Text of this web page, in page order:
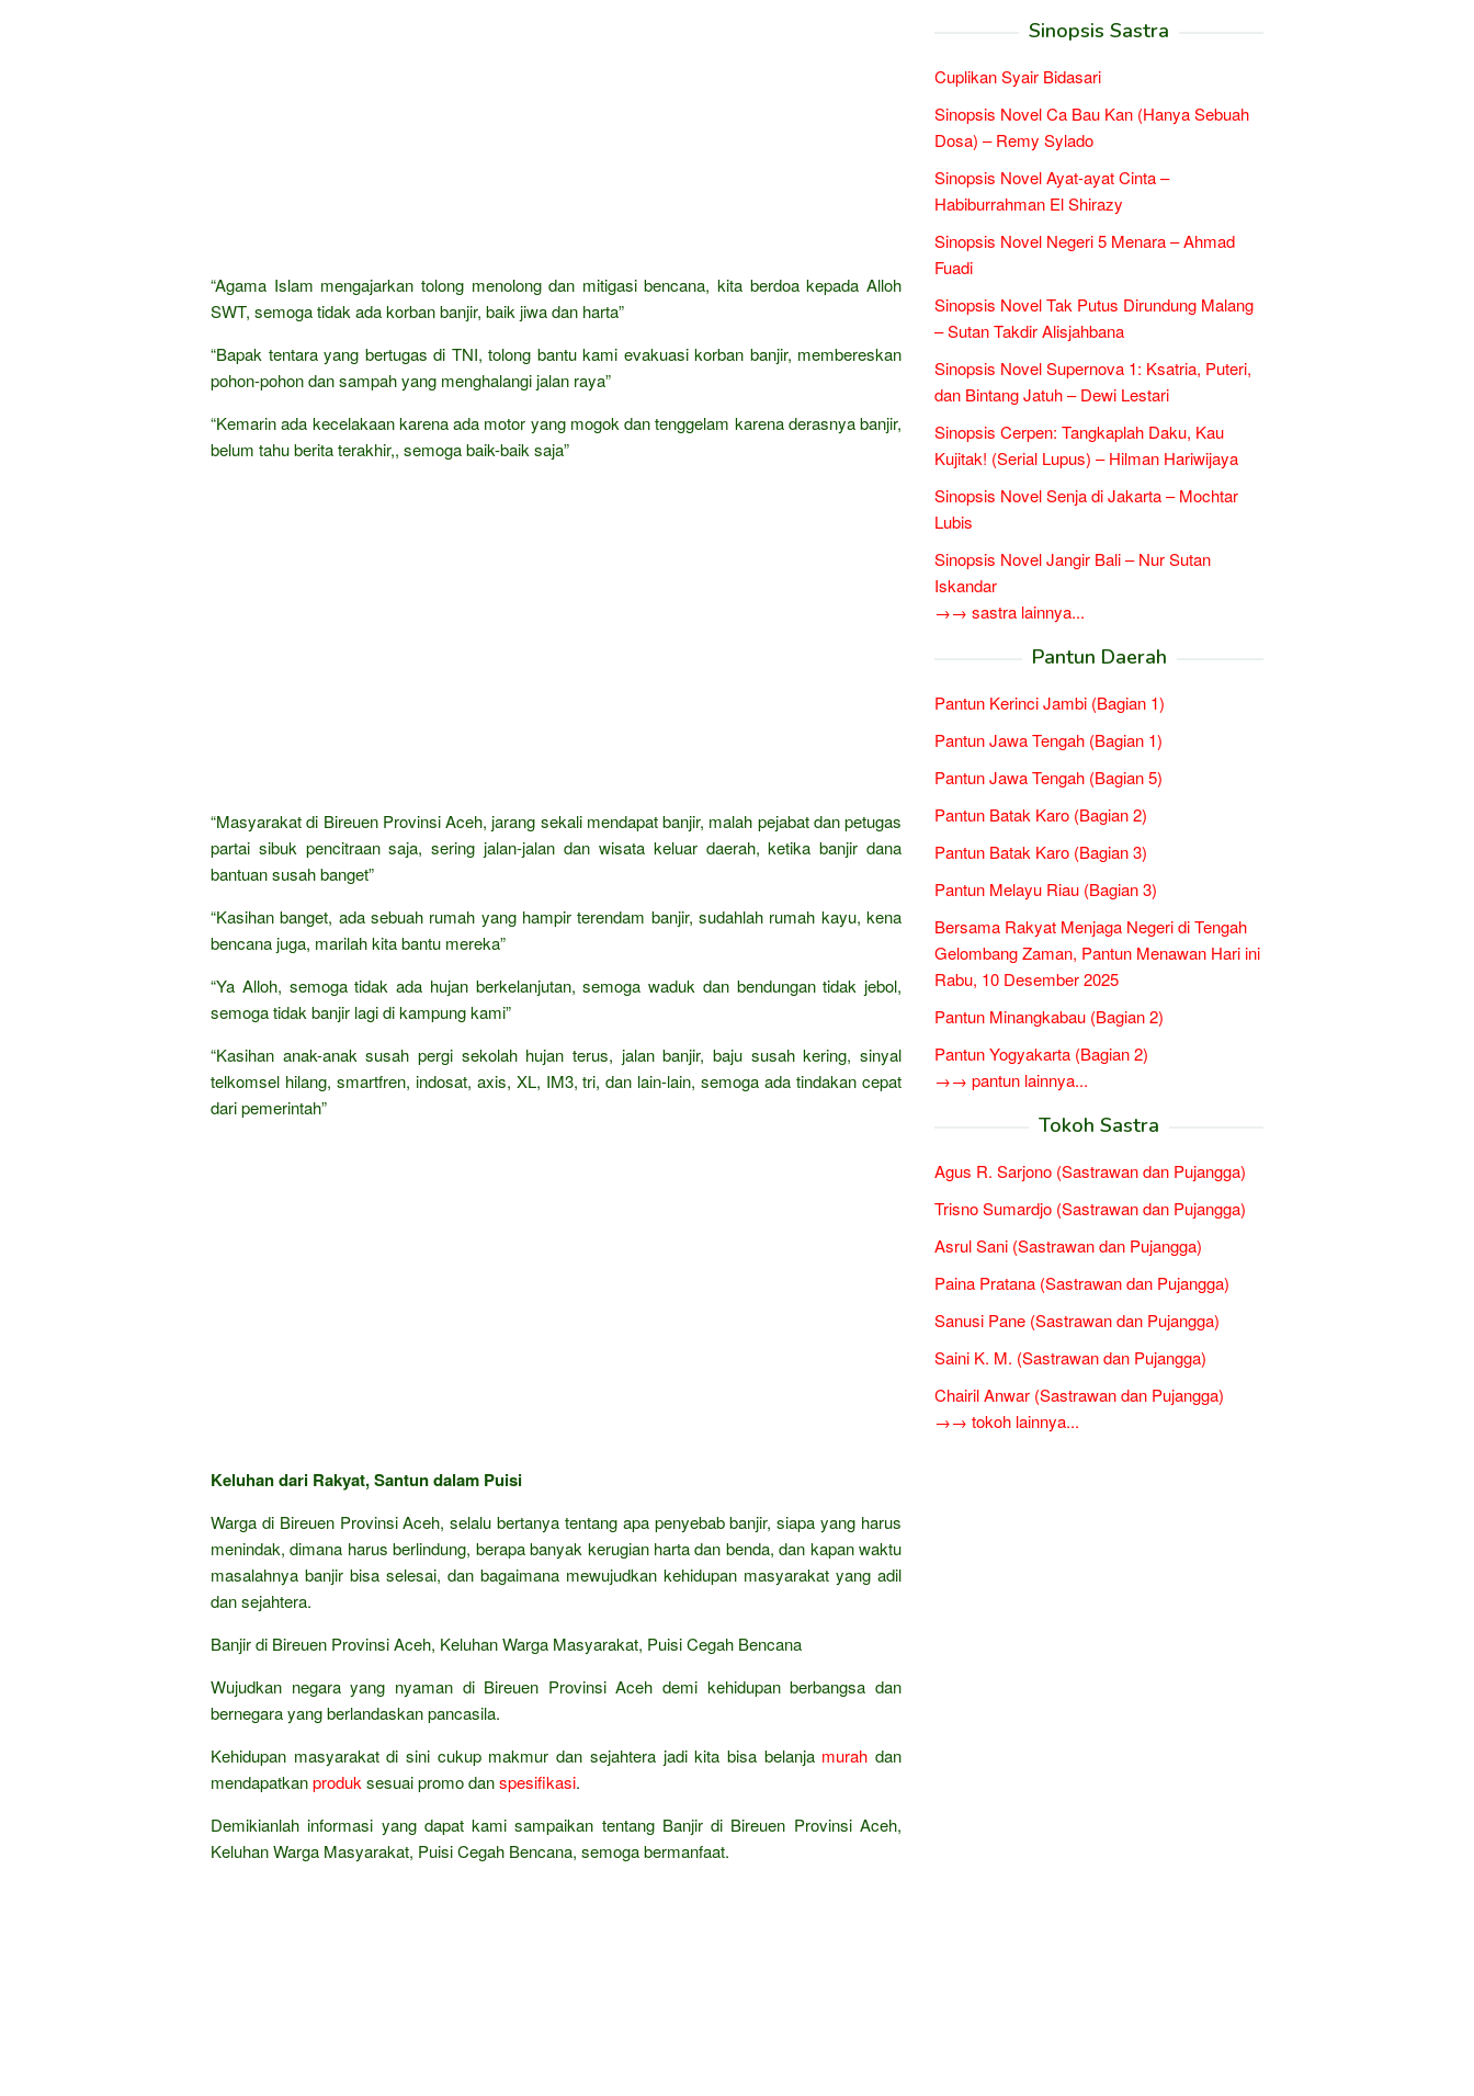
“Agama Islam mengajarkan tolong menolong dan mitigasi bencana, kita berdoa kepada Alloh
SWT, semoga tidak ada korban banjir, baik jiwa dan harta”
“Bapak tentara yang bertugas di TNI, tolong bantu kami evakuasi korban banjir, membereskan
pohon-pohon dan sampah yang menghalangi jalan raya”
“Kemarin ada kecelakaan karena ada motor yang mogok dan tenggelam karena derasnya banjir,
belum tahu berita terakhir,, semoga baik-baik saja”
“Masyarakat di Bireuen Provinsi Aceh, jarang sekali mendapat banjir, malah pejabat dan petugas
partai sibuk pencitraan saja, sering jalan-jalan dan wisata keluar daerah, ketika banjir dana
bantuan susah banget”
“Kasihan banget, ada sebuah rumah yang hampir terendam banjir, sudahlah rumah kayu, kena
bencana juga, marilah kita bantu mereka”
“Ya Alloh, semoga tidak ada hujan berkelanjutan, semoga waduk dan bendungan tidak jebol,
semoga tidak banjir lagi di kampung kami”
“Kasihan anak-anak susah pergi sekolah hujan terus, jalan banjir, baju susah kering, sinyal
telkomsel hilang, smartfren, indosat, axis, XL, IM3, tri, dan lain-lain, semoga ada tindakan cepat
dari pemerintah”
Keluhan dari Rakyat, Santun dalam Puisi
Warga di Bireuen Provinsi Aceh, selalu bertanya tentang apa penyebab banjir, siapa yang harus
menindak, dimana harus berlindung, berapa banyak kerugian harta dan benda, dan kapan waktu
masalahnya banjir bisa selesai, dan bagaimana mewujudkan kehidupan masyarakat yang adil
dan sejahtera.
Banjir di Bireuen Provinsi Aceh, Keluhan Warga Masyarakat, Puisi Cegah Bencana
Wujudkan negara yang nyaman di Bireuen Provinsi Aceh demi kehidupan berbangsa dan
bernegara yang berlandaskan pancasila.
Kehidupan masyarakat di sini cukup makmur dan sejahtera jadi kita bisa belanja murah dan
mendapatkanproduk sesuai promo danspesifikasi.
Demikianlah informasi yang dapat kami sampaikan tentang Banjir di Bireuen Provinsi Aceh,
Keluhan Warga Masyarakat, Puisi Cegah Bencana, semoga bermanfaat.
Sinopsis Sastra
Cuplikan Syair Bidasari
Sinopsis Novel Ca Bau Kan (Hanya Sebuah
Dosa) – Remy Sylado
Sinopsis Novel Ayat-ayat Cinta –
Habiburrahman El Shirazy
Sinopsis Novel Negeri 5 Menara – Ahmad
Fuadi
Sinopsis Novel Tak Putus Dirundung Malang
– Sutan Takdir Alisjahbana
Sinopsis Novel Supernova 1: Ksatria, Puteri,
dan Bintang Jatuh – Dewi Lestari
Sinopsis Cerpen: Tangkaplah Daku, Kau
Kujitak! (Serial Lupus) – Hilman Hariwijaya
Sinopsis Novel Senja di Jakarta – Mochtar
Lubis
Sinopsis Novel Jangir Bali – Nur Sutan
Iskandar
→→ sastra lainnya...
Pantun Daerah
Pantun Kerinci Jambi (Bagian 1)
Pantun Jawa Tengah (Bagian 1)
Pantun Jawa Tengah (Bagian 5)
Pantun Batak Karo (Bagian 2)
Pantun Batak Karo (Bagian 3)
Pantun Melayu Riau (Bagian 3)
Bersama Rakyat Menjaga Negeri di Tengah
Gelombang Zaman, Pantun Menawan Hari ini
Rabu, 10 Desember 2025
Pantun Minangkabau (Bagian 2)
Pantun Yogyakarta (Bagian 2)
→→ pantun lainnya...
Tokoh Sastra
Agus R. Sarjono (Sastrawan dan Pujangga)
Trisno Sumardjo (Sastrawan dan Pujangga)
Asrul Sani (Sastrawan dan Pujangga)
Paina Pratana (Sastrawan dan Pujangga)
Sanusi Pane (Sastrawan dan Pujangga)
Saini K. M. (Sastrawan dan Pujangga)
Chairil Anwar (Sastrawan dan Pujangga)
→→ tokoh lainnya...